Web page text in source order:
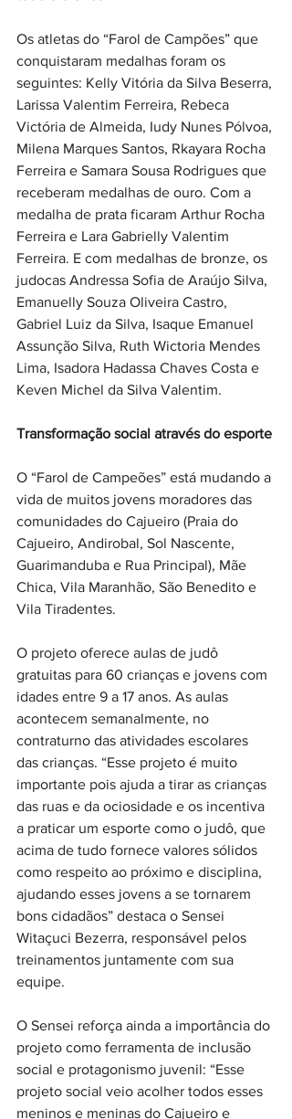
Os atletas do “Farol de Campões” que
conquistaram medalhas foram os
seguintes: Kelly Vitória da Silva Beserra,
Larissa Valentim Ferreira, Rebeca
Victória de Almeida, Iudy Nunes Pólvoa,
Milena Marques Santos, Rkayara Rocha
Ferreira e Samara Sousa Rodrigues que
receberam medalhas de ouro. Com a
medalha de prata ficaram Arthur Rocha
Ferreira e Lara Gabrielly Valentim
Ferreira. E com medalhas de bronze, os
judocas Andressa Sofia de Araújo Silva,
Emanuelly Souza Oliveira Castro,
Gabriel Luiz da Silva, Isaque Emanuel
Assunção Silva, Ruth Wictoria Mendes
Lima, Isadora Hadassa Chaves Costa e
Keven Michel da Silva Valentim.
Transformação social através do esporte
O “Farol de Campeões” está mudando a
vida de muitos jovens moradores das
comunidades do Cajueiro (Praia do
Cajueiro, Andirobal, Sol Nascente,
Guarimanduba e Rua Principal), Mãe
Chica, Vila Maranhão, São Benedito e
Vila Tiradentes.
O projeto oferece aulas de judô
gratuitas para 60 crianças e jovens com
idades entre 9 a 17 anos. As aulas
acontecem semanalmente, no
contraturno das atividades escolares
das crianças. “Esse projeto é muito
importante pois ajuda a tirar as crianças
das ruas e da ociosidade e os incentiva
a praticar um esporte como o judô, que
acima de tudo fornece valores sólidos
como respeito ao próximo e disciplina,
ajudando esses jovens a se tornarem
bons cidadãos” destaca o Sensei
Witaçuci Bezerra, responsável pelos
treinamentos juntamente com sua
equipe.
O Sensei reforça ainda a importância do
projeto como ferramenta de inclusão
social e protagonismo juvenil: “Esse
projeto social veio acolher todos esses
meninos e meninas do Cajueiro e